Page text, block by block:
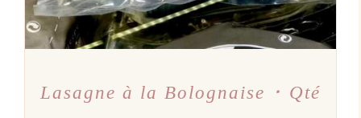
Lasagne à la Bolognaise ･ Qté